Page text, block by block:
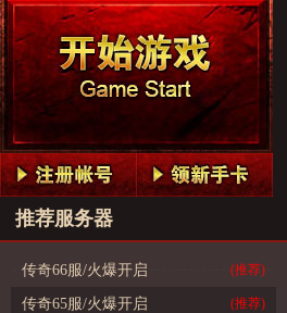
推荐服务器
传奇66服/火爆开启 (推荐)
传奇65服/火爆开启 (推荐)